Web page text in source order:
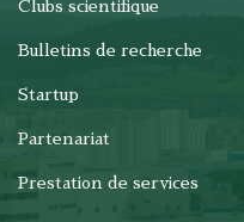
Clubs scientifique
Bulletins de recherche
Startup
Partenariat
Prestation de services